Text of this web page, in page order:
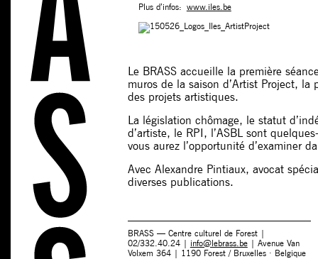
Plus d’infos: www.iles.be
Le BRASS accueille la première
muros de la saison d’Artist Project, la
des projets artistiques.
La législation chômage, le statut
d’artiste, le RPI, l’ASBL sont
vous aurez l’opportunité d’examiner
Avec Alexandre Pintiaux, avocat
diverses publications.
BRASS — Centre culturel de Forest |
02/332.40.24 | info@lebrass.be| Avenue Van
Volxem 364 | 1190 Forest / Bruxelles · Belgique